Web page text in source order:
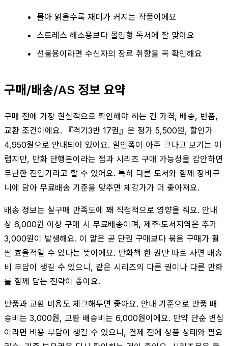
몰아 읽을수록 재미가 커지는 작품이에요
스트레스 해소용보다 몰입형 독서에 잘 맞아요
선물용이라면 수신자의 장르 취향을 꼭 확인해요
구매/배송/AS 정보 요약
구매 전에 가장 현실적으로 확인해야 하는 건 가격, 배송, 반품,
교환 조건이에요. 『격기3반 17권』은 정가 5,500원, 할인가
4,950원으로 안내되어 있어요. 할인폭이 아주 크다고 보기는 어
렵지만, 만화 단행본이라는 점과 시리즈 구매 가능성을 감안하면
무난한 진입가라고 할 수 있어요. 특히 다른 도서와 함께 장바구
니에 담아 무료배송 기준을 맞추면 체감가가 더 좋아져요.
배송 정보는 실구매 만족도에 꽤 직접적으로 영향을 줘요. 안내
상 6,000원 이상 구매 시 무료배송이며, 제주·도서지역은 추가
3,000원이 발생해요. 이 말은 곧 단권 구매보다 묶음 구매가 훨
씬 효율적일 수 있다는 뜻이에요. 만화책 한 권만 따로 사면 배송
비 부담이 생길 수 있으니, 같은 시리즈의 다른 권이나 다른 만화
를 함께 담는 전략이 좋아요.
반품과 교환 비용도 체크해두면 좋아요. 안내 기준으로 반품 배
송비는 3,000원, 교환 배송비는 6,000원이에요. 만약 단순 변심
이라면 비용 부담이 생길 수 있으니, 결제 전에 상품 상태와 필요